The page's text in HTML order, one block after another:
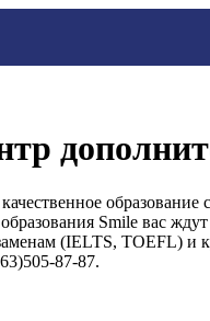
Smile вас
(IELTS, TOEFL) и
87-87.